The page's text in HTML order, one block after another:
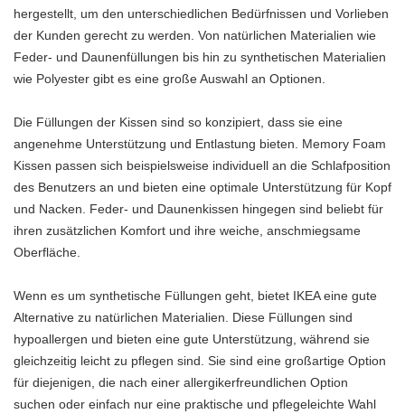
hergestellt, um den unterschiedlichen Bedürfnissen und Vorlieben
der Kunden gerecht zu werden. Von natürlichen Materialien wie
Feder- und Daunenfüllungen bis hin zu synthetischen Materialien
wie Polyester gibt es eine große Auswahl an Optionen.
Die Füllungen der Kissen sind so konzipiert, dass sie eine
angenehme Unterstützung und Entlastung bieten. Memory Foam
Kissen passen sich beispielsweise individuell an die Schlafposition
des Benutzers an und bieten eine optimale Unterstützung für Kopf
und Nacken. Feder- und Daunenkissen hingegen sind beliebt für
ihren zusätzlichen Komfort und ihre weiche, anschmiegsame
Oberfläche.
Wenn es um synthetische Füllungen geht, bietet IKEA eine gute
Alternative zu natürlichen Materialien. Diese Füllungen sind
hypoallergen und bieten eine gute Unterstützung, während sie
gleichzeitig leicht zu pflegen sind. Sie sind eine großartige Option
für diejenigen, die nach einer allergikerfreundlichen Option
suchen oder einfach nur eine praktische und pflegeleichte Wahl